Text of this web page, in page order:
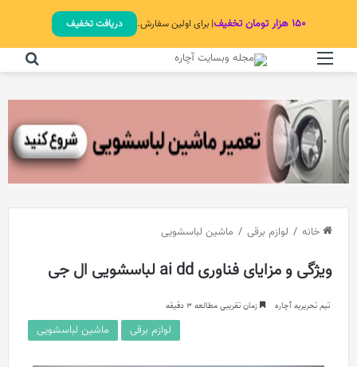
۱۵۰ هزار تومان تخفیف | برای اولین سفارش. دریافت تخفیف
خانه / لوازم برقی / ماشین لباسشویی
ویژگی و مزایای فناوری ai dd لباسشویی ال جی
تیم تحریریه آچاره زمان تقریبی مطالعه 3 دقیقه
لوازم برقی ماشین لباسشویی